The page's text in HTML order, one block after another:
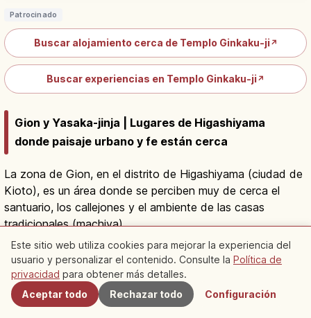
Patrocinado
Buscar alojamiento cerca de Templo Ginkaku-ji↗
Buscar experiencias en Templo Ginkaku-ji↗
Gion y Yasaka-jinja | Lugares de Higashiyama
donde paisaje urbano y fe están cerca
La zona de Gion, en el distrito de Higashiyama (ciudad de
Kioto), es un área donde se perciben muy de cerca el
santuario, los callejones y el ambiente de las casas
tradicionales (machiya).
Yasaka-jinja, conocido cariñosamente como "Gion-san",
es el santuario principal de unos 2.300 santuarios de todo
el país; venera a la deidad principal Susanoo-no-mikoto y
es famoso por el festival Gion Matsuri de julio.
El recinto está abierto todo el día y la visita es gratuita;
Cercanos
Este sitio web utiliza cookies para mejorar la experiencia del
usuario y personalizar el contenido. Consulte la Política de
privacidad para obtener más detalles.
Aceptar todo
Rechazar todo Configuración